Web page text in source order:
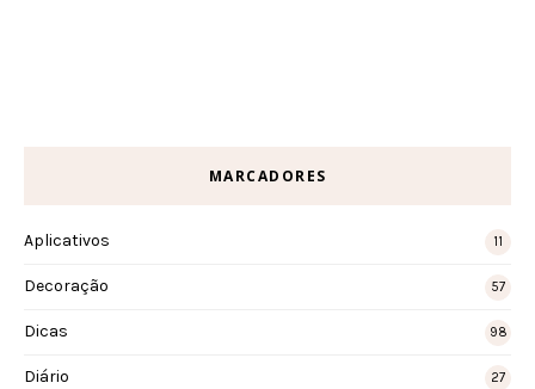
MARCADORES
Aplicativos 11
Decoração 57
Dicas 98
Diário 27